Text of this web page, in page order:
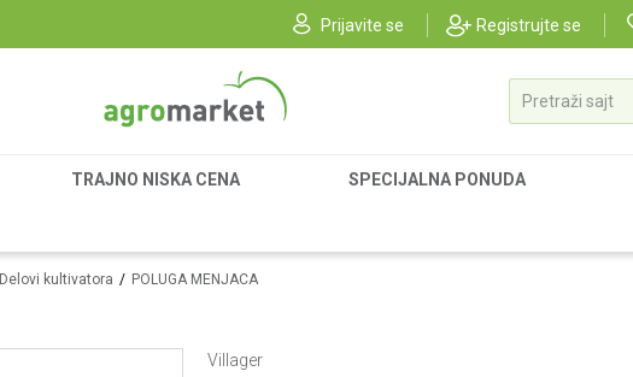
Prijavite se Registrujte se
Pretraži sajt
TRAJNO NISKA CENA SPECIJALNA PONUDA
Delovi kultivatora POLUGA MENJACA
Villager